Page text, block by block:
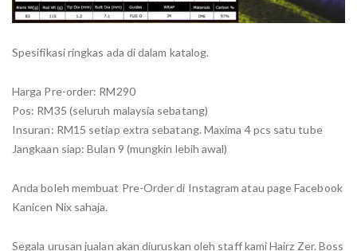
Spesifikasi ringkas ada di dalam katalog.
Harga Pre-order: RM290
Pos: RM35 (seluruh malaysia sebatang)
Insuran: RM15 setiap extra sebatang. Maxima 4 pcs satu tube
Jangkaan siap: Bulan 9 (mungkin lebih awal)
Anda boleh membuat Pre-Order di Instagram atau page Facebook
Kanicen Nix sahaja.
Segala urusan jualan akan diuruskan oleh staff kami Hairz Zer. Boss